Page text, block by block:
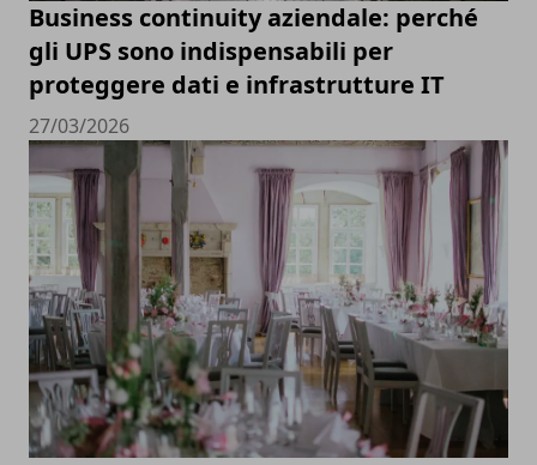
Business continuity aziendale: perché
gli UPS sono indispensabili per
proteggere dati e infrastrutture IT
27/03/2026